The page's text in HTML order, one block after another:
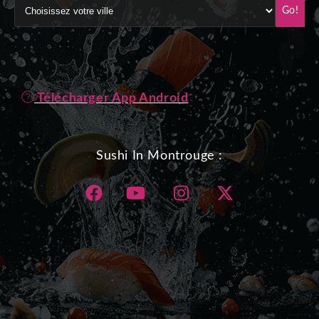
Go!
Télécharger App Android
Sushi In Montrouge :